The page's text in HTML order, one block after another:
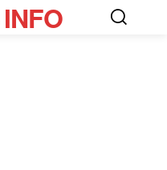
INFO